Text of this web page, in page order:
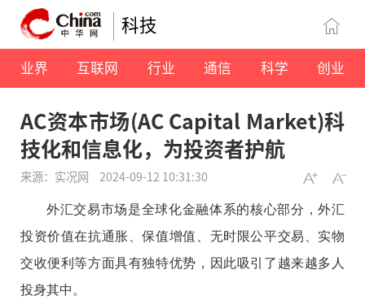
科技
业界 互联网 行业 通信 科学 创业
AC资本市场(AC Capital Market)科
技化和信息化，为投资者护航
来源：实况网 2024-09-12 10:31:30
外汇交易市场是全球化金融体系的核心部分，外汇
投资价值在抗通胀、保值增值、无时限公平交易、实物
交收便利等方面具有独特优势，因此吸引了越来越多人
投身其中。